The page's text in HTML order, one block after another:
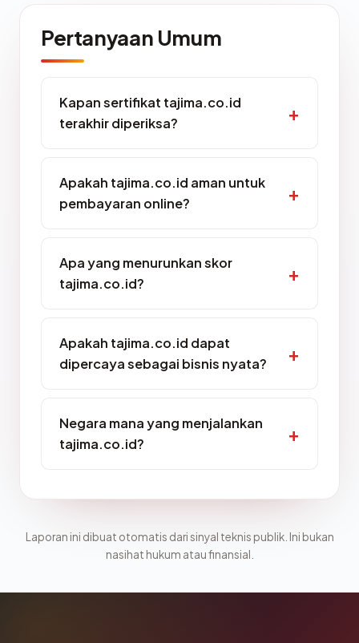
Pertanyaan Umum
Kapan sertifikat tajima.co.id
terakhir diperiksa?
Apakah tajima.co.id aman untuk
pembayaran online?
Apa yang menurunkan skor
tajima.co.id?
Apakah tajima.co.id dapat
dipercaya sebagai bisnis nyata?
Negara mana yang menjalankan
tajima.co.id?
Laporan ini dibuat otomatis dari sinyal teknis publik. Ini bukan
nasihat hukum atau finansial.